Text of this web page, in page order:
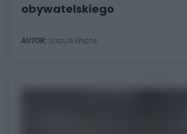
obywatelskiego
AUTOR: Urszula Ważna